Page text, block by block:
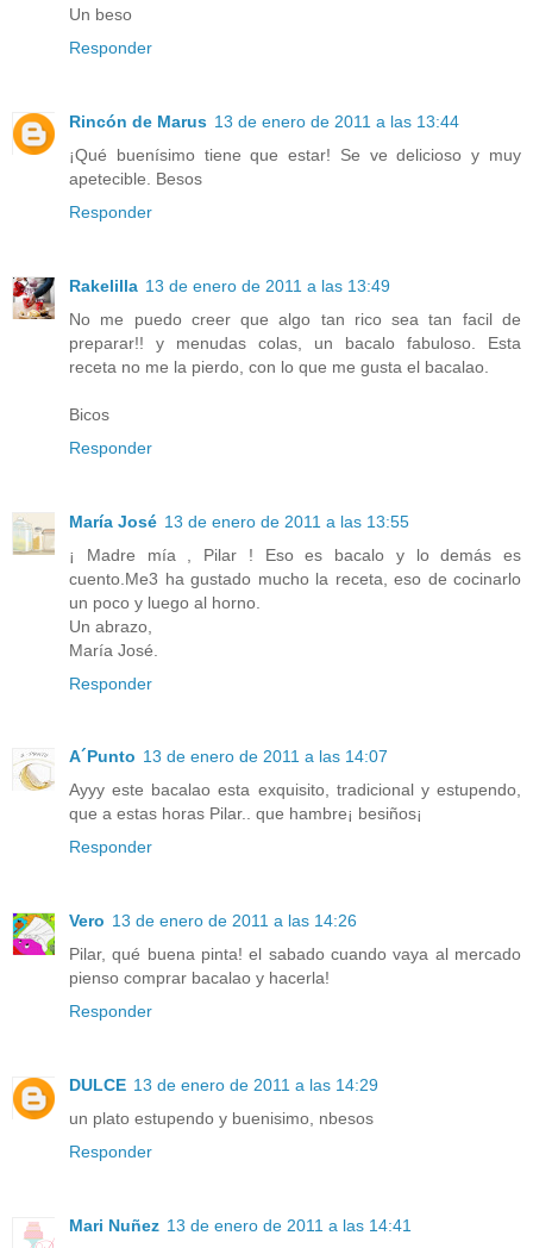
Un beso
Responder
Rincón de Marus 13 de enero de 2011 a las 13:44
¡Qué buenísimo tiene que estar! Se ve delicioso y muy
apetecible. Besos
Responder
Rakelilla 13 de enero de 2011 a las 13:49
No me puedo creer que algo tan rico sea tan facil de
preparar!! y menudas colas, un bacalo fabuloso. Esta
receta no me la pierdo, con lo que me gusta el bacalao.
Bicos
Responder
María José 13 de enero de 2011 a las 13:55
¡ Madre mía , Pilar ! Eso es bacalo y lo demás es
cuento.Me3 ha gustado mucho la receta, eso de cocinarlo
un poco y luego al horno.
Un abrazo,
María José.
Responder
A´Punto 13 de enero de 2011 a las 14:07
Ayyy este bacalao esta exquisito, tradicional y estupendo,
que a estas horas Pilar.. que hambre¡ besiños¡
Responder
Vero 13 de enero de 2011 a las 14:26
Pilar, qué buena pinta! el sabado cuando vaya al mercado
pienso comprar bacalao y hacerla!
Responder
DULCE 13 de enero de 2011 a las 14:29
un plato estupendo y buenisimo, nbesos
Responder
Mari Nuñez 13 de enero de 2011 a las 14:41